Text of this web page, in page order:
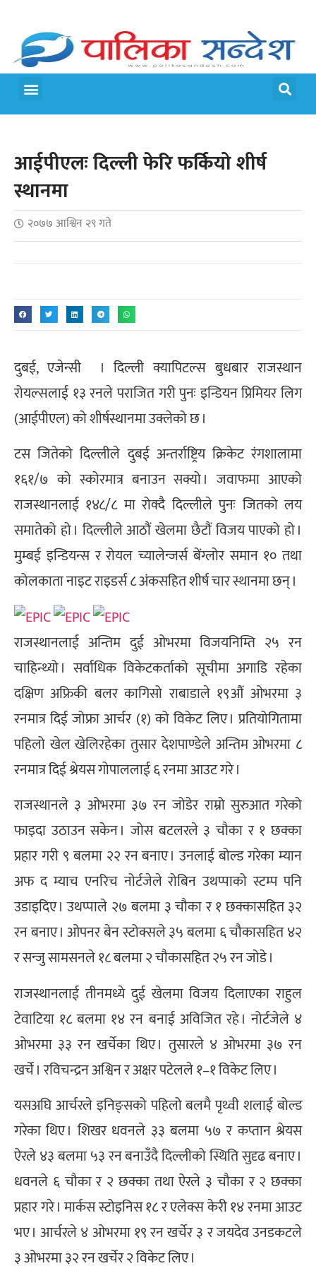
आईपीएलः दिल्ली फेरि फर्कियो शीर्ष
स्थानमा
२०७७ आश्विन २९ गते
दुबई, एजेन्सी । दिल्ली क्यापिटल्स बुधबार राजस्थान
रोयल्सलाई १३ रनले पराजित गरी पुनः इन्डियन प्रिमियर लिग
(आईपीएल) को शीर्षस्थानमा उक्लेको छ ।
टस जितेको दिल्लीले दुबई अन्तर्राष्ट्रिय क्रिकेट रंगशालामा
१६१/७ को स्कोरमात्र बनाउन सक्यो । जवाफमा आएको
राजस्थानलाई १४८/८ मा रोक्दै दिल्लीले पुनः जितको लय
समातेको हो । दिल्लीले आठौं खेलमा छैटौं विजय पाएको हो ।
मुम्बई इन्डियन्स र रोयल च्यालेन्जर्स बेंग्लोर समान १० तथा
कोलकाता नाइट राइडर्स ८ अंकसहित शीर्ष चार स्थानमा छन् ।
राजस्थानलाई अन्तिम दुई ओभरमा विजयनिम्ति २५ रन
चाहिन्थ्यो । सर्वाधिक विकेटकर्ताको सूचीमा अगाडि रहेका
दक्षिण अफ्रिकी बलर कागिसो राबाडाले १९औं ओभरमा ३
रनमात्र दिई जोफ्रा आर्चर (१) को विकेट लिए । प्रतियोगितामा
पहिलो खेल खेलिरहेका तुसार देशपाण्डेले अन्तिम ओभरमा ८
रनमात्र दिई श्रेयस गोपाललाई ६ रनमा आउट गरे ।
राजस्थानले ३ ओभरमा ३७ रन जोडेर राम्रो सुरुआत गरेको
फाइदा उठाउन सकेन । जोस बटलरले ३ चौका र १ छक्का
प्रहार गरी ९ बलमा २२ रन बनाए । उनलाई बोल्ड गरेका म्यान
अफ द म्याच एनरिच नोर्टजेले रोबिन उथप्पाको स्टम्प पनि
उडाइदिए । उथप्पाले २७ बलमा ३ चौका र १ छक्कासहित ३२
रन बनाए । ओपनर बेन स्टोक्सले ३५ बलमा ६ चौकासहित ४२
र सन्जु सामसनले १८ बलमा २ चौकासहित २५ रन जोडे ।
राजस्थानलाई तीनमध्ये दुई खेलमा विजय दिलाएका राहुल
टेवाटिया १८ बलमा १४ रन बनाई अविजित रहे । नोर्टजेले ४
ओभरमा ३३ रन खर्चेका थिए । तुसारले ४ ओभरमा ३७ रन
खर्चे । रविचन्द्रन अश्विन र अक्षर पटेलले १–१ विकेट लिए ।
यसअघि आर्चरले इनिङ्सको पहिलो बलमै पृथ्वी शलाई बोल्ड
गरेका थिए । शिखर धवनले ३३ बलमा ५७ र कप्तान श्रेयस
ऐरले ४३ बलमा ५३ रन बनाउँदै दिल्लीको स्थिति सुदृढ बनाए ।
धवनले ६ चौका र २ छक्का तथा ऐरले ३ चौका र २ छक्का
प्रहार गरे । मार्कस स्टोइनिस १८ र एलेक्स केरी १४ रनमा आउट
भए । आर्चरले ४ ओभरमा १९ रन खर्चेर ३ र जयदेव उनडकटले
३ ओभरमा ३२ रन खर्चेर २ विकेट लिए ।